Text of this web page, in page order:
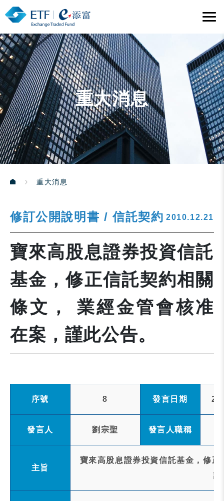
重大消息
重大消息
修訂公開說明書 / 信託契約 2010.12.21
寶來高股息證券投資信託
基金，修正信託契約相關
條文， 業經金管會核准
在案，謹此公告。
序號 8 發言日期
發言人 劉宗聖 發言人職稱
主旨
寶來高股息證券投資信託基金，修
謹